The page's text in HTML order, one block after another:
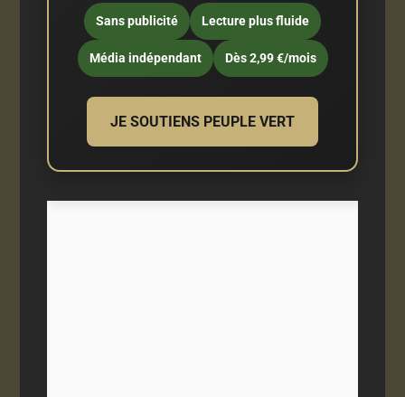
Sans publicité Lecture plus fluide
Média indépendant Dès 2,99 €/mois
JE SOUTIENS PEUPLE VERT